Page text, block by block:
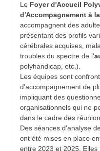
Le Foyer d'Accueil
d'Accompagnement à
accompagnent des
présentant des profils
cérébrales acquises,
troubles du spectre de l'
polyhandicap, etc.).
Les équipes sont
d'accompagnement de
impliquant des
organisationnels qui ne
dans le cadre des
Des séances d'analyse
ont été mises en place
entre 2023 et 2025.